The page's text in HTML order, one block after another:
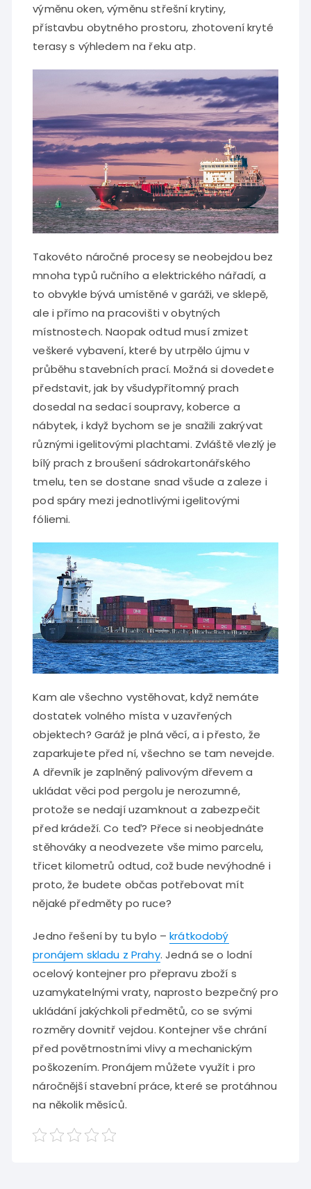
výměnu oken, výměnu střešní krytiny,
přístavbu obytného prostoru, zhotovení kryté
terasy s výhledem na řeku atp.
Takovéto náročné procesy se neobejdou bez
mnoha typů ručního a elektrického nářadí, a
to obvykle bývá umístěné v garáži, ve sklepě,
ale i přímo na pracovišti v obytných
místnostech. Naopak odtud musí zmizet
veškeré vybavení, které by utrpělo újmu v
průběhu stavebních prací. Možná si dovedete
představit, jak by všudypřítomný prach
dosedal na sedací soupravy, koberce a
nábytek, i když bychom se je snažili zakrývat
různými igelitovými plachtami. Zvláště vlezlý je
bílý prach z broušení sádrokartonářského
tmelu, ten se dostane snad všude a zaleze i
pod spáry mezi jednotlivými igelitovými
fóliemi.
Kam ale všechno vystěhovat, když nemáte
dostatek volného místa v uzavřených
objektech? Garáž je plná věcí, a i přesto, že
zaparkujete před ní, všechno se tam nevejde.
A dřevník je zaplněný palivovým dřevem a
ukládat věci pod pergolu je nerozumné,
protože se nedají uzamknout a zabezpečit
před krádeží. Co teď? Přece si neobjednáte
stěhováky a neodvezete vše mimo parcelu,
třicet kilometrů odtud, což bude nevýhodné i
proto, že budete občas potřebovat mít
nějaké předměty po ruce?
Jedno řešení by tu bylo –krátkodobý
pronájem skladu z Prahy. Jedná se o lodní
ocelový kontejner pro přepravu zboží s
uzamykatelnými vraty, naprosto bezpečný pro
ukládání jakýchkoli předmětů, co se svými
rozměry dovnitř vejdou. Kontejner vše chrání
před povětrnostními vlivy a mechanickým
poškozením. Pronájem můžete využít i pro
náročnější stavební práce, které se protáhnou
na několik měsíců.